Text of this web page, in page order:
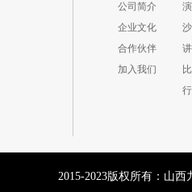
公司简介
企业文化
合作伙伴
加入我们
2015-2023版权所有：山西